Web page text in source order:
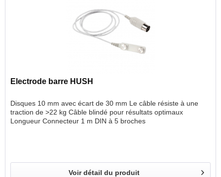
Electrode barre HUSH
Disques 10 mm avec écart de 30 mm Le câble résiste à une
traction de >22 kg Câble blindé pour résultats optimaux
Longueur Connecteur 1 m DIN à 5 broches
Voir détail du produit